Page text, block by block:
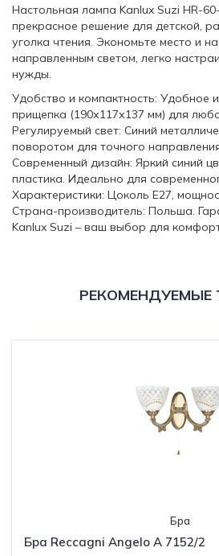
Настольная лампа Kanlux Suzi HR-
прекрасное решение для детской,
уголка чтения. Экономьте место и
направленным светом, легко
нужды.
Удобство и компактность: Удобное
прищепка (190х117х137 мм) для
Регулируемый свет: Синий
поворотом для точного
Современный дизайн: Яркий синий
пластика. Идеально для
Характеристики: Цоколь E27,
Страна-производитель: Польша.
Kanlux Suzi – ваш выбор для
РЕКОМЕНДУЕМЫЕ
Бра
Бра Reccagni Angelo A 7152/2